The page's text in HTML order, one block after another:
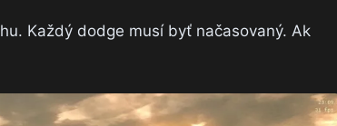
Každý dodge musí byť načasovaný. Ak